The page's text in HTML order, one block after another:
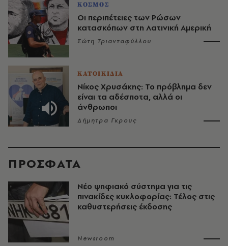
ΚΟΣΜΟΣ
Οι περιπέτειες των Ρώσων
κατασκόπων στη Λατινική Αμερική
Σώτη Τριανταφύλλου
ΚΑΤΟΙΚΙΔΙΑ
Νίκος Χρυσάκης: Το πρόβλημα δεν
είναι τα αδέσποτα, αλλά οι
άνθρωποι
Δήμητρα Γκρους
ΠΡΟΣΦΑΤΑ
Νέο ψηφιακό σύστημα για τις
πινακίδες κυκλοφορίας: Τέλος στις
καθυστερήσεις έκδοσης
Newsroom